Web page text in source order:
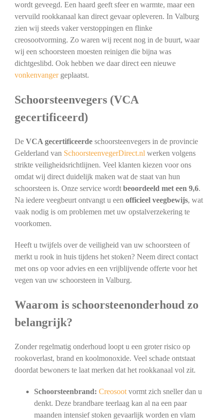
wordt geveegd. Een haard geeft sfeer en warmte, maar een
vervuild rookkanaal kan direct gevaar opleveren. In Valburg
zien wij steeds vaker verstoppingen en flinke
creosootvorming. Zo waren wij recent nog in de buurt, waar
wij een schoorsteen moesten reinigen die bijna was
dichtgeslibd. Ook hebben we daar direct een nieuwe
vonkenvangergeplaatst.
Schoorsteenvegers (VCA
gecertificeerd)
De VCA gecertificeerdeschoorsteenvegers in de provincie
Gelderland van SchoorsteenvegerDirect.nl werken volgens
strikte veiligheidsrichtlijnen. Veel klanten kiezen voor ons
omdat wij direct duidelijk maken wat de staat van hun
schoorsteen is. Onze service wordt beoordeeld met een 9,6.
Na iedere veegbeurt ontvangt u een officieel veegbewijs, wat
vaak nodig is om problemen met uw opstalverzekering te
voorkomen.
Heeft u twijfels over de veiligheid van uw schoorsteen of
merkt u rook in huis tijdens het stoken? Neem direct contact
met ons op voor advies en een vrijblijvende offerte voor het
vegen van uw schoorsteen in Valburg.
Waarom is schoorsteenonderhoud zo
belangrijk?
Zonder regelmatig onderhoud loopt u een groter risico op
rookoverlast, brand en koolmonoxide. Veel schade ontstaat
doordat bewoners te laat merken dat het rookkanaal vol zit.
Schoorsteenbrand: Creosootvormt zich sneller dan u
denkt. Deze brandbare teerlaag kan al na een paar
maanden intensief stoken gevaarlijk worden en vlam